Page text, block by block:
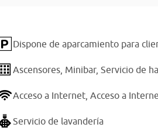
Dispone de aparcamiento para
Ascensores, Minibar, Servicio de
Acceso a Internet, Acceso a
Servicio de lavandería